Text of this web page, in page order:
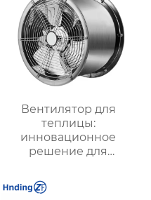
Вентилятор для
теплицы:
инновационное
решение для
микроклимата в
теплицах и